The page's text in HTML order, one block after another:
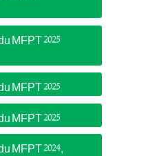
MFPT 2025
MFPT 2025
MFPT 2025
MFPT 2024,